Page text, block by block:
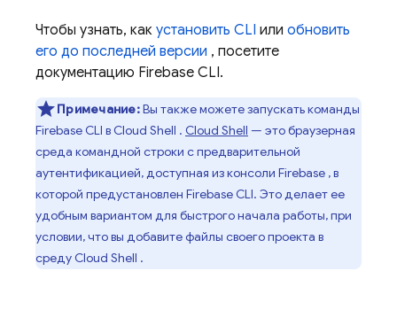
Чтобы узнать, как установить CLI или обновить
его до последней версии , посетите
документацию Firebase CLI.
Примечание:Вы также можете запускать команды
Firebase CLI в Cloud Shell . Cloud Shell — это браузерная
среда командной строки с предварительной
аутентификацией, доступная из консоли Firebase , в
которой предустановлен Firebase CLI. Это делает ее
удобным вариантом для быстрого начала работы, при
условии, что вы добавите файлы своего проекта в
среду Cloud Shell .